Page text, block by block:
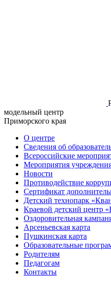
модельный центр
Приморского края
О центре
Сведения об
Всероссийские
Мероприятия
Новости
Противодействие
Сертификат
Детский технопарк
Краевой детский центр
Оздоровительная
Арсеньевская карта
Пушкинская карта
Образовательные
Родителям
Педагогам
Контакты